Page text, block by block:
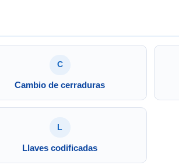
C
Cambio de cerraduras
L
Llaves codificadas